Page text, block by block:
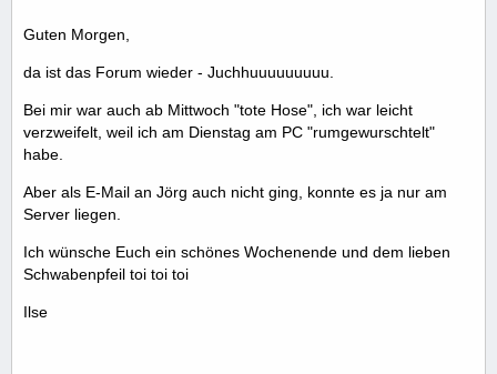
Guten Morgen,
da ist das Forum wieder - Juchhuuuuuuuuu.
Bei mir war auch ab Mittwoch "tote Hose", ich war leicht
verzweifelt, weil ich am Dienstag am PC "rumgewurschtelt"
habe.
Aber als E-Mail an Jörg auch nicht ging, konnte es ja nur am
Server liegen.
Ich wünsche Euch ein schönes Wochenende und dem lieben
Schwabenpfeil toi toi toi
Ilse